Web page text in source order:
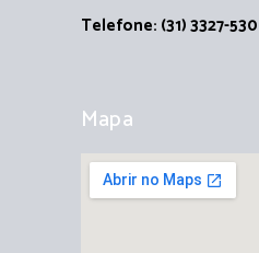
Telefone: (31) 3327-
Mapa